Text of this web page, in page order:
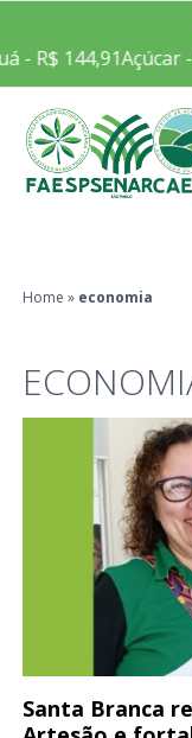
144,91Açúcar -
Home » economia
Santa Branca